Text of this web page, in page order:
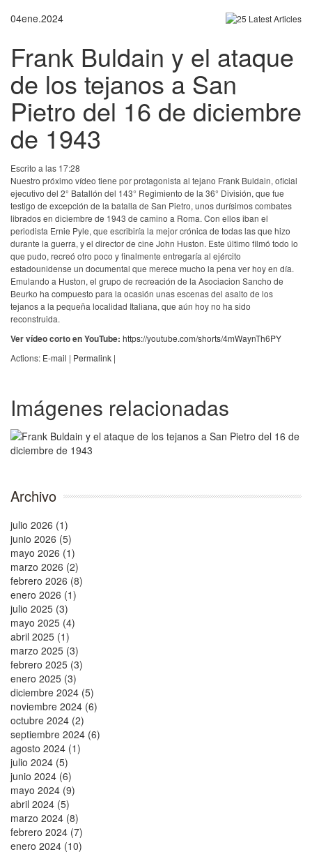
04ene.2024
Frank Buldain y el ataque
de los tejanos a San
Pietro del 16 de diciembre
de 1943
Escrito a las 17:28
Nuestro próximo vídeo tiene por protagonista al tejano Frank Buldain, oficial
ejecutivo del 2° Batallón del 143° Regimiento de la 36° División, que fue
testigo de excepción de la batalla de San Pietro, unos durísimos combates
librados en diciembre de 1943 de camino a Roma. Con ellos iban el
periodista Ernie Pyle, que escribiría la mejor crónica de todas las que hizo
durante la guerra, y el director de cine John Huston. Este último filmó todo lo
que pudo, recreó otro poco y finalmente entregaría al ejército
estadounidense un documental que merece mucho la pena ver hoy en día.
Emulando a Huston, el grupo de recreación de la Asociacion Sancho de
Beurko ha compuesto para la ocasión unas escenas del asalto de los
tejanos a la pequeña localidad Italiana, que aún hoy no ha sido
reconstruida.
Ver vídeo corto en YouTube: https://youtube.com/shorts/4mWaynTh6PY
Actions: E-mail | Permalink |
Imágenes relacionadas
Archivo
julio 2026 (1)
junio 2026 (5)
mayo 2026 (1)
marzo 2026 (2)
febrero 2026 (8)
enero 2026 (1)
julio 2025 (3)
mayo 2025 (4)
abril 2025 (1)
marzo 2025 (3)
febrero 2025 (3)
enero 2025 (3)
diciembre 2024 (5)
noviembre 2024 (6)
octubre 2024 (2)
septiembre 2024 (6)
agosto 2024 (1)
julio 2024 (5)
junio 2024 (6)
mayo 2024 (9)
abril 2024 (5)
marzo 2024 (8)
febrero 2024 (7)
enero 2024 (10)